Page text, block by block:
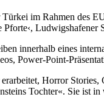
im Rahmen des
Ludwigshafener
innerhalb eines
Power-Point-
Horror
Tochter«. Sie ist